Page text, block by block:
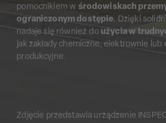
pomocnikiem w środowiskach
ograniczonym dostępie. Dzięki
nadaje się również do użycia w
jak zakłady chemiczne, elektrownie lub
produkcyjne.
Zdjęcie przedstawia urządzenie